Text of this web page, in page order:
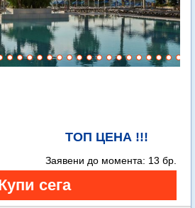
ТОП ЦЕНА !!!
Заявени до момента: 13 бр.